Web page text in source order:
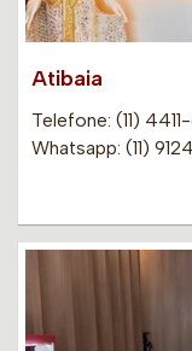
Atibaia
Telefone: (11)
Whatsapp: (11)